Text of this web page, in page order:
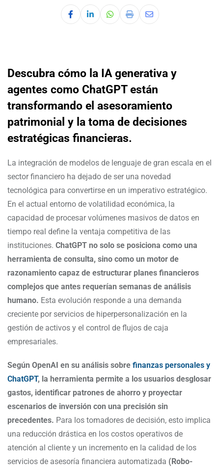
Descubra cómo la IA generativa y
agentes como ChatGPT están
transformando el asesoramiento
patrimonial y la toma de decisiones
estratégicas financieras.
La integración de modelos de lenguaje de gran escala en el
sector financiero ha dejado de ser una novedad
tecnológica para convertirse en un imperativo estratégico.
En el actual entorno de volatilidad económica, la
capacidad de procesar volúmenes masivos de datos en
tiempo real define la ventaja competitiva de las
instituciones. ChatGPT no solo se posiciona como una
herramienta de consulta, sino como un motor de
razonamiento capaz de estructurar planes financieros
complejos que antes requerían semanas de análisis
humano. Esta evolución responde a una demanda
creciente por servicios de hiperpersonalización en la
gestión de activos y el control de flujos de caja
empresariales.
Según OpenAI en su análisis sobre finanzas personales y
ChatGPT, la herramienta permite a los usuarios desglosar
gastos, identificar patrones de ahorro y proyectar
escenarios de inversión con una precisión sin
precedentes. Para los tomadores de decisión, esto implica
una reducción drástica en los costos operativos de
atención al cliente y un incremento en la calidad de los
servicios de asesoría financiera automatizada (Robo-